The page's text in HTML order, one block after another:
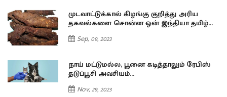
முடவாட்டுக்கால் கிழங்கு குறித்து அரிய
தகவல்களை சொன்ன ஒன் இந்தியா தமிழ்…
Sep, 09, 2023
நாய் மட்டுமல்ல, பூனை கடித்தாலும் ரேபிஸ்
தடுப்பூசி அவசியம்…
Nov, 29, 2023